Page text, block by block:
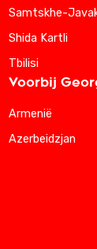
Samtskhe-
Shida Kartli
Tbilisi
Voorbij
Armenië
Azerbeidzjan